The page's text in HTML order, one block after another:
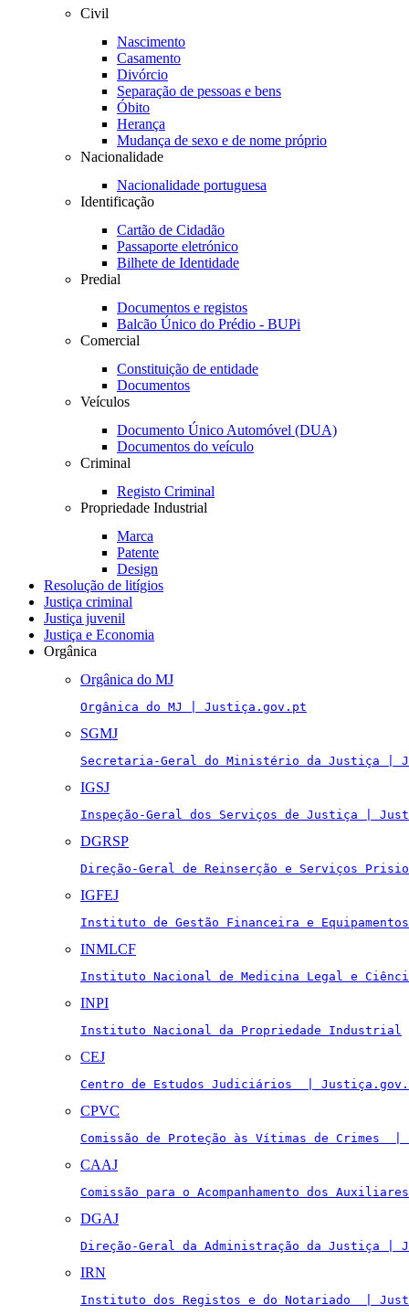
Civil
Nascimento
Casamento
Divórcio
Separação de pessoas e bens
Óbito
Herança
Mudança de sexo e de nome próprio
Nacionalidade
Nacionalidade portuguesa
Identificação
Cartão de Cidadão
Passaporte eletrónico
Bilhete de Identidade
Predial
Documentos e registos
Balcão Único do Prédio - BUPi
Comercial
Constituição de entidade
Documentos
Veículos
Documento Único Automóvel (DUA)
Documentos do veículo
Criminal
Registo Criminal
Propriedade Industrial
Marca
Patente
Design
Resolução de litígios
Justiça criminal
Justiça juvenil
Justiça e Economia
Orgânica
Orgânica do MJ
Orgânica do MJ | Justiça.gov.pt
SGMJ
Secretaria-Geral do Ministério da Justiça |
IGSJ
Inspeção-Geral dos Serviços de Justiça |
DGRSP
Direção-Geral de Reinserção e Serviços
IGFEJ
Instituto de Gestão Financeira e
INMLCF
Instituto Nacional de Medicina Legal e
INPI
Instituto Nacional da Propriedade Industrial
CEJ
Centro de Estudos Judiciários  |
CPVC
Comissão de Proteção às Vítimas de Crimes
CAAJ
Comissão para o Acompanhamento dos
DGAJ
Direção-Geral da Administração da Justiça |
IRN
Instituto dos Registos e do Notariado  |